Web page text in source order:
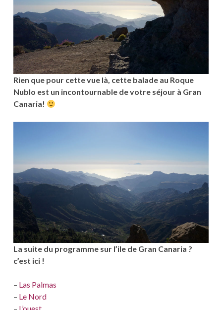
Rien que pour cette vue là, cette balade au Roque
Nublo est un incontournable de votre séjour à Gran
Canaria!
La suite du programme sur l’ile de Gran Canaria ?
c’est ici !
– Las Palmas
– Le Nord